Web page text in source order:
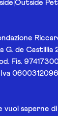
G. de Castillia
Fis.
Iva
vuoi saperne